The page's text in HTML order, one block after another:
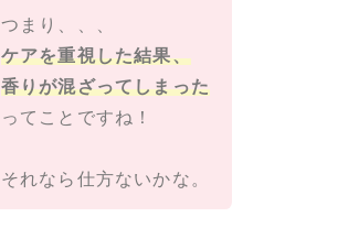
つまり、、、
ケアを重視した結果、
香りが混ざってしまった
ってことですね！
それなら仕方ないかな。